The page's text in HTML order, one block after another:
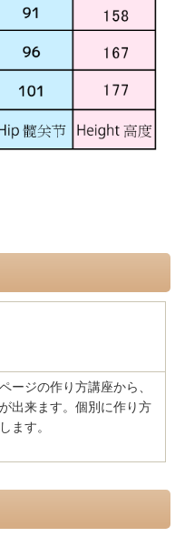
ージの作り方講座から、
出来ます。個別に作り方
ます。